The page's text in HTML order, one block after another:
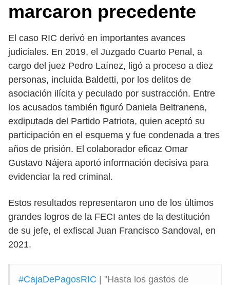
marcaron precedente
El caso RIC derivó en importantes avances
judiciales. En 2019, el Juzgado Cuarto Penal, a
cargo del juez Pedro Laínez, ligó a proceso a diez
personas, incluida Baldetti, por los delitos de
asociación ilícita y peculado por sustracción. Entre
los acusados también figuró Daniela Beltranena,
exdiputada del Partido Patriota, quien aceptó su
participación en el esquema y fue condenada a tres
años de prisión. El colaborador eficaz Omar
Gustavo Nájera aportó información decisiva para
evidenciar la red criminal.
Estos resultados representaron uno de los últimos
grandes logros de la FECI antes de la destitución
de su jefe, el exfiscal Juan Francisco Sandoval, en
2021.
#CajaDePagosRIC | "Hasta los gastos de